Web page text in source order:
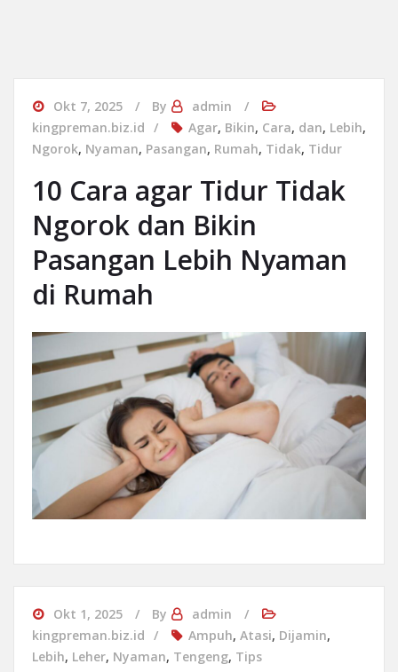
Okt 7, 2025 By
admin
kingpreman.biz.id
Agar, Bikin, Cara, dan, Lebih,
Ngorok, Nyaman, Pasangan, Rumah, Tidak, Tidur
10 Cara agar Tidur Tidak
Ngorok dan Bikin
Pasangan Lebih Nyaman
di Rumah
Okt 1, 2025 By
admin
kingpreman.biz.id
Ampuh, Atasi, Dijamin,
Lebih, Leher, Nyaman, Tengeng, Tips